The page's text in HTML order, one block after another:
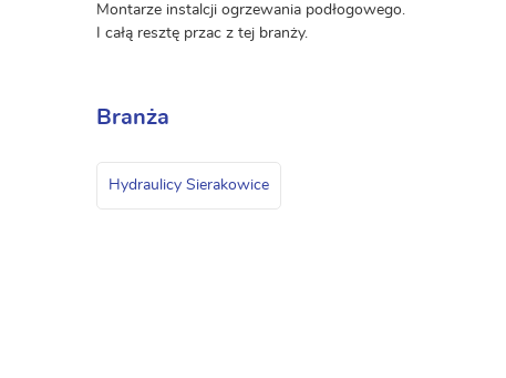
Montarze instalcji ogrzewania podłogowego.
I całą resztę przac z tej branży.
Branża
Hydraulicy Sierakowice